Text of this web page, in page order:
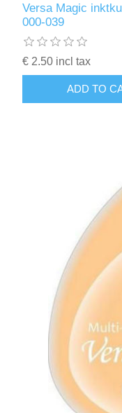
Versa Magic
000-039
€ 2.50 incl tax
ADD TO